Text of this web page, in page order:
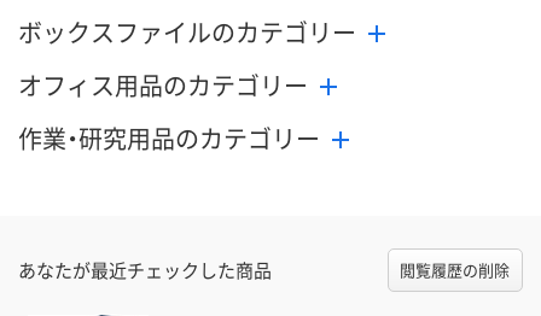
ボックスファイルのカテゴリー
オフィス用品のカテゴリー
作業・研究用品のカテゴリー
あなたが最近チェックした商品 閲覧履歴の削除